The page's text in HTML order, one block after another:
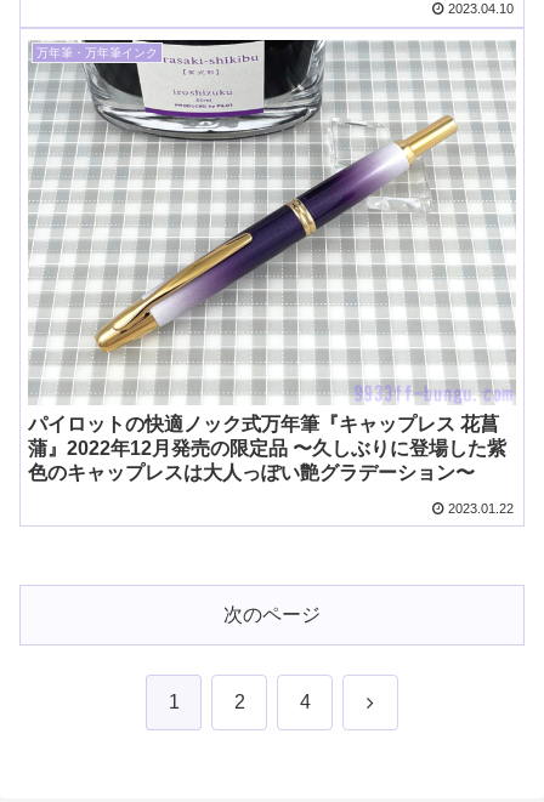
2023.04.10
万年筆・万年筆インク
パイロットの快適ノック式万年筆『キャップレス 花菖
蒲』2022年12月発売の限定品 〜久しぶりに登場した紫
色のキャップレスは大人っぽい艶グラデーション〜
2023.01.22
次のページ
1 2 4 次